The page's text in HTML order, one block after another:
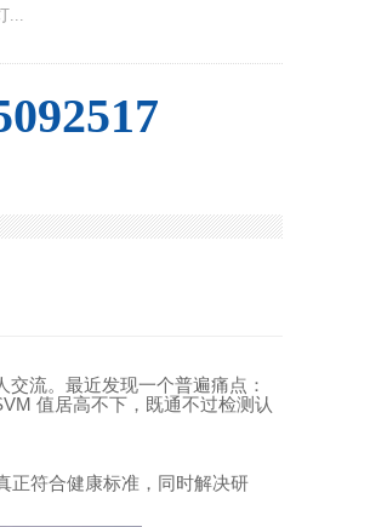
...
流。最近发现一个普遍痛点：
值居高不下，既通不过检测认
正符合健康标准，同时解决研